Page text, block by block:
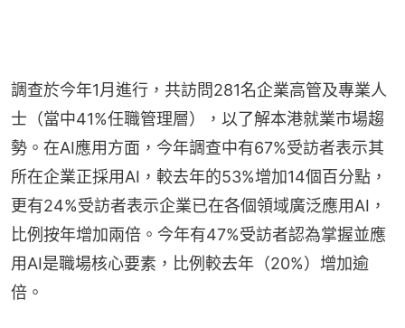
調查於今年1月進行，共訪問281名企業高管及專業人
士（當中41%任職管理層），以了解本港就業市場趨
勢。在AI應用方面，今年調查中有67%受訪者表示其
所在企業正採用AI，較去年的53%增加14個百分點，
更有24%受訪者表示企業已在各個領域廣泛應用AI，
比例按年增加兩倍。今年有47%受訪者認為掌握並應
用AI是職場核心要素，比例較去年（20%）增加逾
倍。